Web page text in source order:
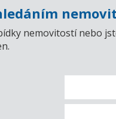
nemovitostí nebo